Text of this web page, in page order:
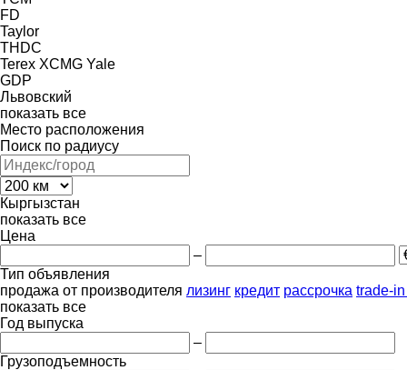
FD
Taylor
THDC
Terex XCMG Yale
GDP
Львовский
показать все
Место расположения
Поиск по радиусу
Кыргызстан
показать все
Цена
–
Тип объявления
продажа от производителя лизинг кредит рассрочка trade-
показать все
Год выпуска
–
Грузоподъемность